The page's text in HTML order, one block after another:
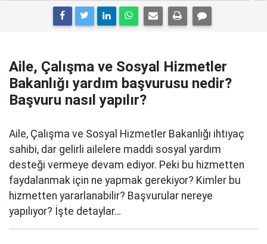
Aile, Çalışma ve Sosyal Hizmetler
Bakanlığı yardım başvurusu nedir?
Başvuru nasıl yapılır?
Aile, Çalışma ve Sosyal Hizmetler Bakanlığı ihtiyaç
sahibi, dar gelirli ailelere maddi sosyal yardım
desteği vermeye devam ediyor. Peki bu hizmetten
faydalanmak için ne yapmak gerekiyor? Kimler bu
hizmetten yararlanabilir? Başvurular nereye
yapılıyor? İşte detaylar…